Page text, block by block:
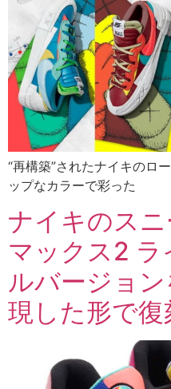
“再構築”されたナイキのロ
ップなカラーで彩った
ナイキのス
マックス2 ラ
ルバージョ
現した形で復